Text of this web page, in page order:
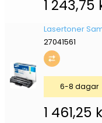
1 243,75
Lasertoner
27041561
1 461,25
6-8 dagar